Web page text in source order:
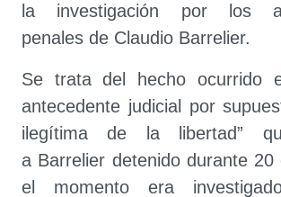
la investigación por los
penales de Claudio Barrelier.
Se trata del hecho ocurrido
antecedente judicial por
ilegítima de la libertad”
a Barrelier detenido durante
el momento era